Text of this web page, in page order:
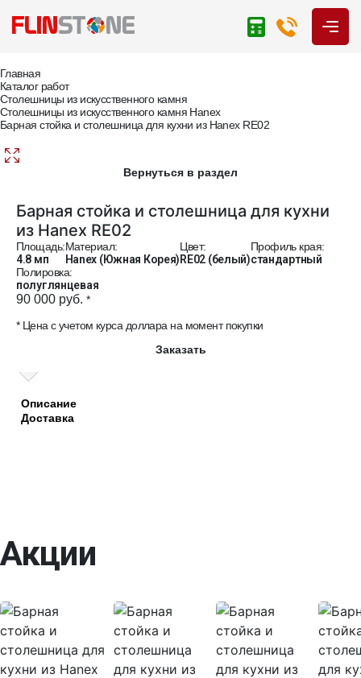
Главная
Каталог работ
Столешницы из искусственного камня
Столешницы из искусственного камня Hanex
Барная стойка и столешница для кухни из Hanex RE02
Вернуться в раздел
Барная стойка и столешница для кухни
из Hanex RE02
Площадь:
4.8 мп
Материал:
Hanex (Южная Корея)
Цвет:
RE02 (белый)
Профиль края:
стандартный
Полировка:
полуглянцевая
90 000 руб. *
* Цена с учетом курса доллара на момент покупки
Заказать
Описание
Доставка
Акции